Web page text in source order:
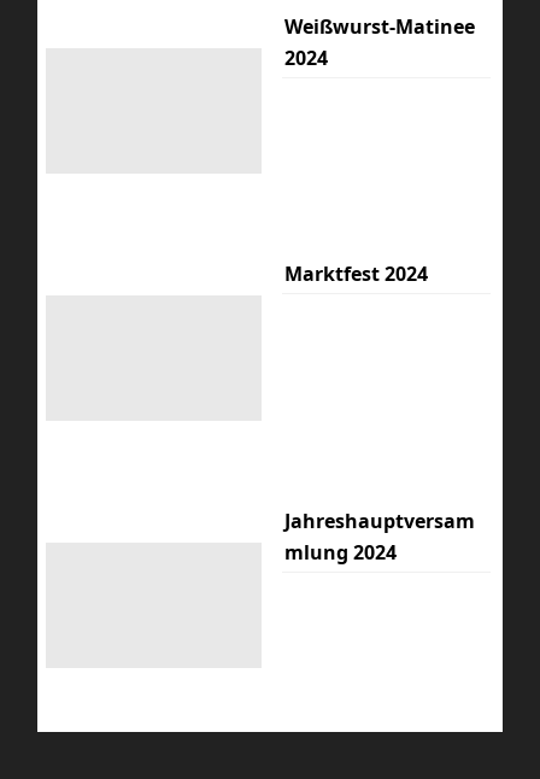
Weißwurst-Matinee
2024
Marktfest 2024
Jahreshauptversam
mlung 2024